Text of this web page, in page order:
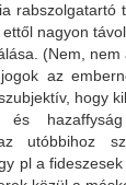
rabszolgatartó
nagyon
(Nem,
az
hogy
és
utóbbihoz
pl a